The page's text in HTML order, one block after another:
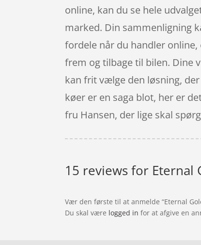
online, kan du se hele
marked. Din sammenligning
fordele når du handler
frem og tilbage til bilen. Dine
kan frit vælge den løsning,
køer er en saga blot, her er
fru Hansen, der lige skal
15 reviews for Eternal
Vær den første til at anmelde “Eternal
Du skal være logged in for at afgive en